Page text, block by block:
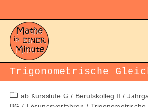
springen
Trigonometrische
Beitrags-
Kategorie:
ab Kursstufe G / Berufskolleg II /